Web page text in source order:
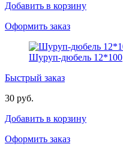
Добавить в корзину
Оформить заказ
Шуруп-дюбель 12*100
Быстрый заказ
30 руб.
Добавить в корзину
Оформить заказ